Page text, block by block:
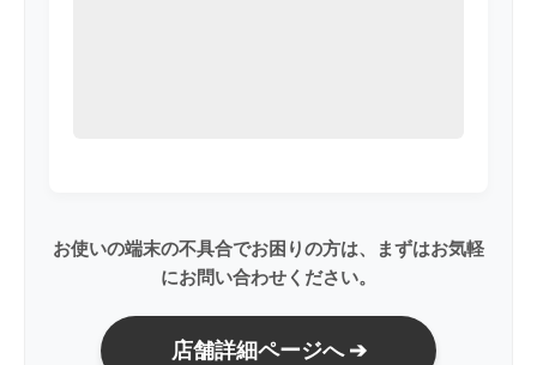
お使いの端末の不具合でお困りの方は、まずはお気軽
にお問い合わせください。
店舗詳細ページへ ➔